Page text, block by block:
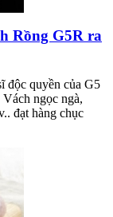
Rồng G5R ra
độc quyền của G5
ngọc ngà,
đạt hàng chục